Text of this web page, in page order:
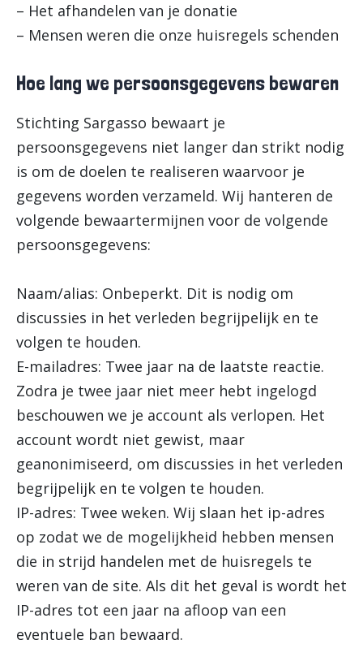
– Het afhandelen van je donatie
– Mensen weren die onze huisregels schenden
Hoe lang we persoonsgegevens bewaren
Stichting Sargasso bewaart je
persoonsgegevens niet langer dan strikt nodig
is om de doelen te realiseren waarvoor je
gegevens worden verzameld. Wij hanteren de
volgende bewaartermijnen voor de volgende
persoonsgegevens:
Naam/alias: Onbeperkt. Dit is nodig om
discussies in het verleden begrijpelijk en te
volgen te houden.
E-mailadres: Twee jaar na de laatste reactie.
Zodra je twee jaar niet meer hebt ingelogd
beschouwen we je account als verlopen. Het
account wordt niet gewist, maar
geanonimiseerd, om discussies in het verleden
begrijpelijk en te volgen te houden.
IP-adres: Twee weken. Wij slaan het ip-adres
op zodat we de mogelijkheid hebben mensen
die in strijd handelen met de huisregels te
weren van de site. Als dit het geval is wordt het
IP-adres tot een jaar na afloop van een
eventuele ban bewaard.